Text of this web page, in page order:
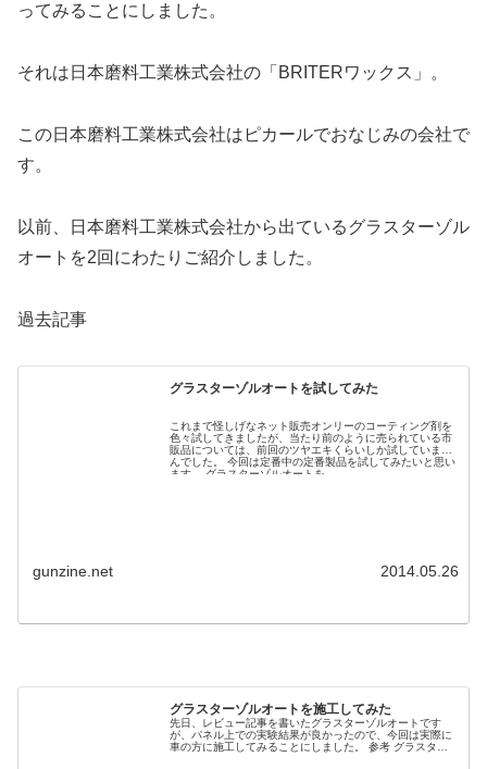
ってみることにしました。
それは日本磨料工業株式会社の「BRITERワックス」。
この日本磨料工業株式会社はピカールでおなじみの会社で
す。
以前、日本磨料工業株式会社から出ているグラスターゾル
オートを2回にわたりご紹介しました。
過去記事
グラスターゾルオートを試してみた
これまで怪しげなネット販売オンリーのコーティング剤を
色々試してきましたが、当たり前のように売られている市
販品については、前回のツヤエキくらいしか試していませ
んでした。 今回は定番中の定番製品を試してみたいと思い
ます。 グラスターゾルオートを...
gunzine.net 2014.05.26
グラスターゾルオートを施工してみた
先日、レビュー記事を書いたグラスターゾルオートです
が、パネル上での実験結果が良かったので、今回は実際に
車の方に施工してみることにしました。 参考 グラスター